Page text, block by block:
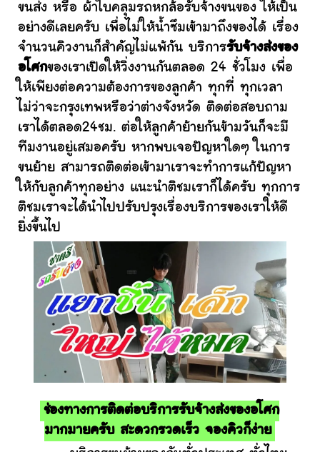
ขนส่ง หรือ ผ้าใบคลุมรถหกล้อรับจ้างขนของ ให้เป็น
อย่างดีเลยครับ เพื่อไม่ให้น้ำซึมเข้ามาถึงของได้ เรื่อง
จำนวนคิวงานก็สำคัญไม่แพ้กัน บริการรับจ้างส่งของ
อโศกของเราเปิดให้วิ่งงานกันตลอด 24 ชั่วโมง เพื่อ
ให้เพียงต่อความต้องการของลูกค้า ทุกที่ ทุกเวลา
ไม่ว่าจะกรุงเทพหรือว่าต่างจังหวัด ติดต่อสอบถาม
เราได้ตลอด24ชม. ต่อให้ลูกค้าย้ายกันข้ามวันก็จะมี
ทีมงานอยู่เสมอครับ หากพบเจอปัญหาใดๆ ในการ
ขนย้าย สามารถติดต่อเข้ามาเราจะทำการแก้ปัญหา
ให้กับลูกค้าทุกอย่าง แนะนำติชมเราก็ได้ครับ ทุกการ
ติชมเราจะได้นำไปปรับปรุงเรื่องบริการของเราให้ดี
ยิ่งขึ้นไป
ช่องทางการติดต่อบริการรับจ้างส่งของอโศก
มากมายครับ สะดวกรวดเร็ว จองคิวก็ง่าย